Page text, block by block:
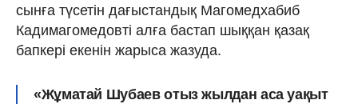
сынға түсетін дағыстандық Магомедхабиб
Кадимагомедовті алға бастап шыққан қазақ
бапкері екенін жарыса жазуда.
«Жұматай Шубаев отыз жылдан аса уақыт